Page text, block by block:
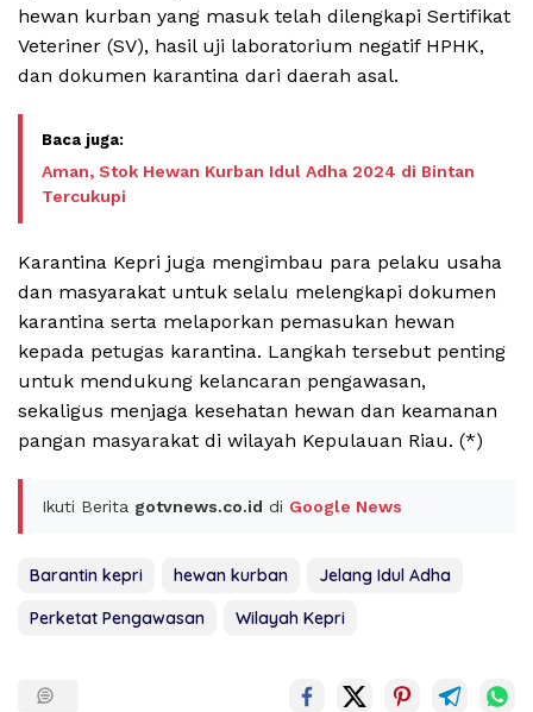
hewan kurban yang masuk telah dilengkapi Sertifikat
Veteriner (SV), hasil uji laboratorium negatif HPHK,
dan dokumen karantina dari daerah asal.
Aman, Stok Hewan Kurban Idul Adha 2024 di Bintan
Tercukupi
Karantina Kepri juga mengimbau para pelaku usaha
dan masyarakat untuk selalu melengkapi dokumen
karantina serta melaporkan pemasukan hewan
kepada petugas karantina. Langkah tersebut penting
untuk mendukung kelancaran pengawasan,
sekaligus menjaga kesehatan hewan dan keamanan
pangan masyarakat di wilayah Kepulauan Riau. (*)
Ikuti Berita gotvnews.co.id di Google News
Barantin kepri hewan kurban
Jelang Idul Adha
Perketat Pengawasan
Wilayah Kepri